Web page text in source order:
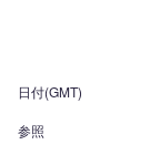
日付(GMT)
参照